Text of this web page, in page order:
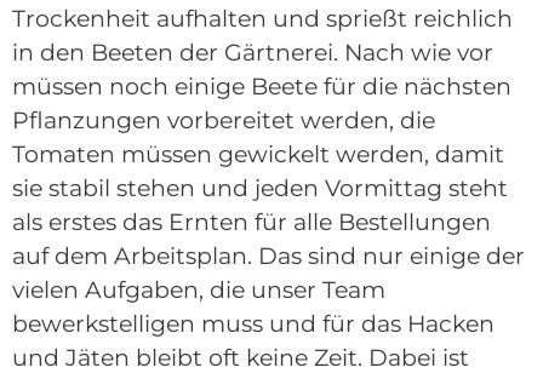
Trockenheit aufhalten und sprießt reichlich
in den Beeten der Gärtnerei. Nach wie vor
müssen noch einige Beete für die nächsten
Pflanzungen vorbereitet werden, die
Tomaten müssen gewickelt werden, damit
sie stabil stehen und jeden Vormittag steht
als erstes das Ernten für alle Bestellungen
auf dem Arbeitsplan. Das sind nur einige der
vielen Aufgaben, die unser Team
bewerkstelligen muss und für das Hacken
und Jäten bleibt oft keine Zeit. Dabei ist